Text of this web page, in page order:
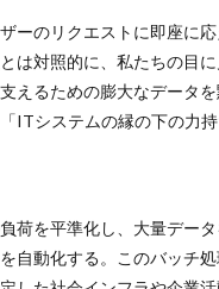
ーのリクエストに即座に
は対照的に、私たちの目
えるための膨大なデータ
ITシステムの縁の下の力持
荷を平準化し、大量デー
自動化する。このバッチ